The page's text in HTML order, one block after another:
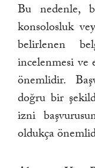
Bu nedenle,
konsolosluk
belirlenen
incelenmesi ve
önemlidir.
doğru bir
izni
oldukça